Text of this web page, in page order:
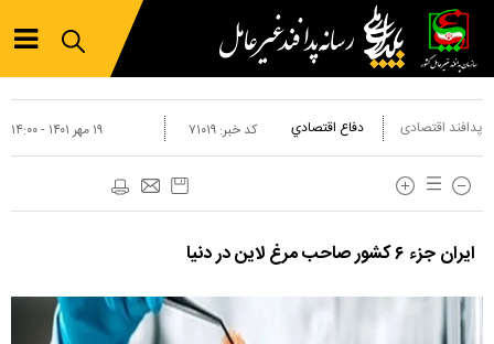
پدافند اقتصادی دفاع اقتصادي ۱۹ مهر ۱۴۰۱ - ۱۴:۰۰ کد خبر:۷۱۰۱۹
ایران جزء ۶ کشور صاحب مرغ لاین در دنیا